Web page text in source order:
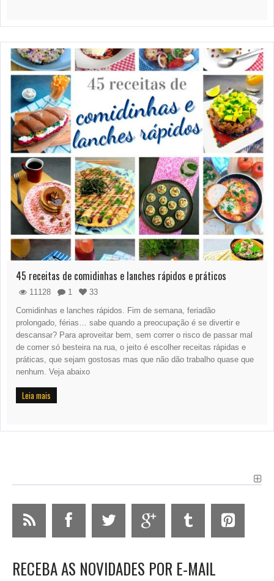
45 receitas de comidinhas e lanches rápidos e práticos
11128 1
33
Comidinhas e lanches rápidos. Fim de semana, feriadão
prolongado, férias… sabe quando a preocupação é se divertir e
descansar? Para aproveitar bem, sem correr o risco de passar mal
de comer só besteira na rua, o jeito é escolher receitas rápidas e
práticas, que sejam gostosas mas que não dão trabalho quase que
nenhum. Veja abaixo
Leia mais
RECEBA AS NOVIDADES POR E-MAIL